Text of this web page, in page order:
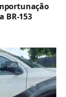
BR-153